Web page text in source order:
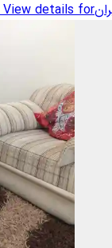
View details for